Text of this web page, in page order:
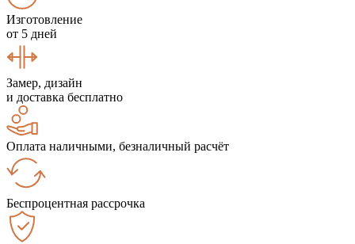
Изготовление
от 5 дней
Замер, дизайн
и доставка бесплатно
Оплата наличными, безналичный расчёт
Беспроцентная рассрочка